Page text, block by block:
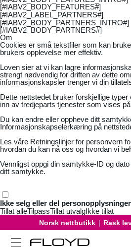
[#IABV2_BODY_FEATURES#]
[#IABV2_LABEL_PARTNERS#]
[#IABV2_BODY_PARTNERS_INTRO#]
[#IABV2_BODY_PARTNERS#]
Om
Cookies er små tekstfiler som kan
brukers opplevelse mer effektiv.
Loven sier at vi kan lagre
strengt nødvendig for driften av dette
informasjonskapsler trenger vi din
Dette nettstedet bruker forskjellige
inn av tredjeparts tjenester som vises
Du kan endre eller oppheve ditt
Informasjonskapselerkæring på
Les våre Retningslinjer for personvern
hvordan du kan nå oss og hvordan vi
Vennligst oppgi din samtykke-ID og
ditt samtykke.
Ikke selg eller del
Tillat alleTilpassTillat utvalgIkke tillat
Norsk nettbutikk | Rask